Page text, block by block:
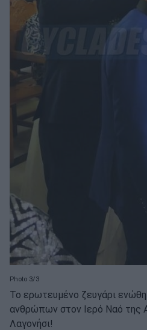
Photo 3/3
Το ερωτευμένο ζευγάρι
ανθρώπων στον Ιερό Ναό της
Λαγονήσι!